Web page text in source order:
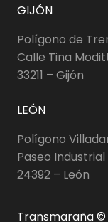
GIJÓN
Polígono de
Calle Tina
33211 – Gijón
LEÓN
Polígono
Paseo Industrial
24392 – León
Transmaraña ©